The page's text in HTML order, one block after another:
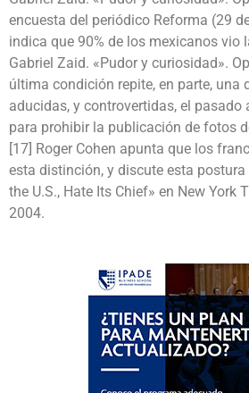
encuesta del periódico Reforma (29
indica que 90% de los mexicanos vio
Gabriel Zaid. «Pudor y curiosidad».
última condición repite, en parte, una
aducidas, y controvertidas, el pasado
para prohibir la publicación de fotos
[17] Roger Cohen apunta que los
esta distinción, y discute esta postura
the U.S., Hate Its Chief» en New York
2004.